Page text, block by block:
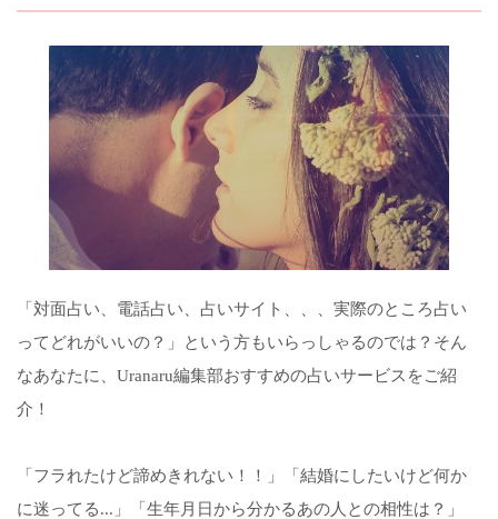
「対面占い、電話占い、占いサイト、、、実際のところ占い
ってどれがいいの？」という方もいらっしゃるのでは？そん
なあなたに、Uranaru編集部おすすめの占いサービスをご紹
介！
「フラれたけど諦めきれない！！」「結婚にしたいけど何か
に迷ってる...」「生年月日から分かるあの人との相性は？」